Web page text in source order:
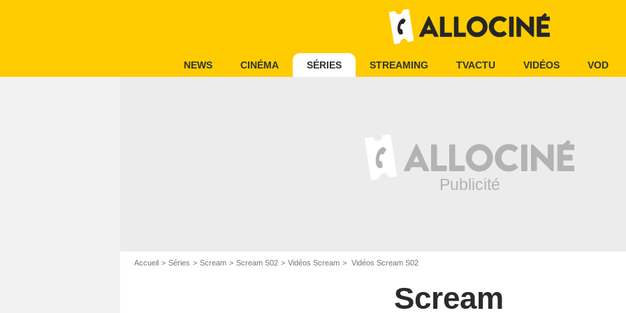
NEWS CINÉMA SÉRIES STREAMING TVACTU VIDÉOS VOD
Accueil Séries Scream Scream S02 Vidéos Scream Vidéos Scream S02
Scream